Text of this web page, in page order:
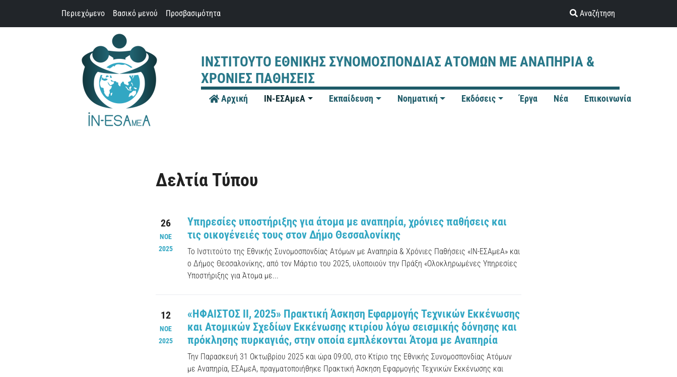
Περιεχόμενο
Βασικό μενού Προσβασιμότητα Αναζήτηση
ΙΝΣΤΙΤΟΥΤΟ ΕΘΝΙΚΗΣ ΣΥΝΟΜΟΣΠΟΝΔΙΑΣ ΑΤΟΜΩΝ ΜΕ ΑΝΑΠΗΡΙΑ &
ΧΡΟΝΙΕΣ ΠΑΘΗΣΕΙΣ
Αρχική IN-ΕΣΑμεΑ Εκπαίδευση Νοηματική Εκδόσεις Έργα Νέα Επικοινωνία
Δελτία Τύπου
26
ΝΟΕ
2025
Υπηρεσίες υποστήριξης για άτομα με αναπηρία, χρόνιες παθήσεις και
τις οικογένειές τους στον Δήμο Θεσσαλονίκης
Το Ινστιτούτο της Εθνικής Συνομοσπονδίας Ατόμων με Αναπηρία & Χρόνιες Παθήσεις «ΙΝ-ΕΣΑμεΑ» και
ο Δήμος Θεσσαλονίκης, από τον Μάρτιο του 2025, υλοποιούν την Πράξη «Ολοκληρωμένες Υπηρεσίες
Υποστήριξης για Άτομα με...
12
ΝΟΕ
2025
«ΗΦΑΙΣΤΟΣ ΙΙ, 2025» Πρακτική Άσκηση Εφαρμογής Τεχνικών Εκκένωσης
και Ατομικών Σχεδίων Εκκένωσης κτιρίου λόγω σεισμικής δόνησης και
πρόκλησης πυρκαγιάς, στην οποία εμπλέκονται Άτομα με Αναπηρία
Την Παρασκευή 31 Οκτωβρίου 2025 και ώρα 09:00, στο Κτίριο της Εθνικής Συνομοσπονδίας Ατόμων
με Αναπηρία, ΕΣΑμεΑ, πραγματοποιήθηκε Πρακτική Άσκηση Εφαρμογής Τεχνικών Εκκένωσης και